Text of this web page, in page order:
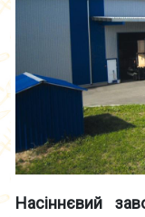
Насіннєвий